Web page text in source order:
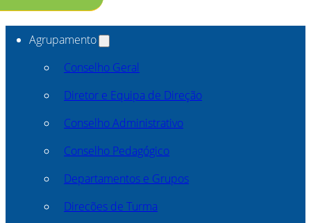
Agrupamento
Conselho Geral
Diretor e Equipa de Direção
Conselho Administrativo
Conselho Pedagógico
Departamentos e Grupos
Direcões de Turma